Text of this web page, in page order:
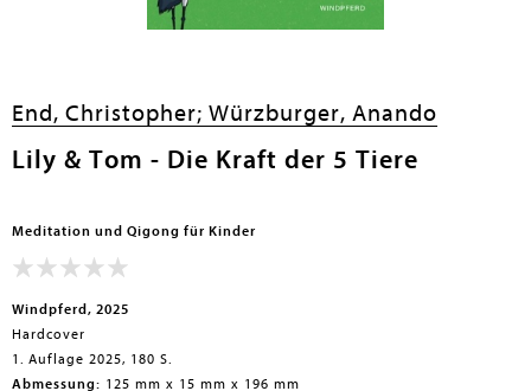
End, Christopher; Würzburger, Anando
Lily & Tom - Die Kraft der 5 Tiere
Meditation und Qigong für Kinder
Windpferd, 2025
Hardcover
1. Auflage 2025, 180 S.
Abmessung: 125 mm x 15 mm x 196 mm